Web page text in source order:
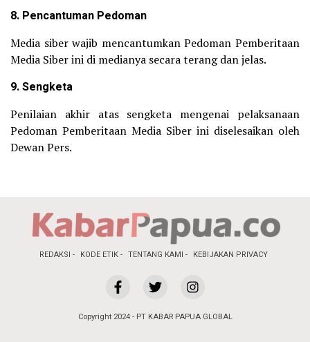
8. Pencantuman Pedoman
Media siber wajib mencantumkan Pedoman Pemberitaan
Media Siber ini di medianya secara terang dan jelas.
9. Sengketa
Penilaian akhir atas sengketa mengenai pelaksanaan
Pedoman Pemberitaan Media Siber ini diselesaikan oleh
Dewan Pers.
REDAKSI KODE ETIK TENTANG KAMI KEBIJAKAN PRIVACY
Copyright 2024 - PT KABAR PAPUA GLOBAL